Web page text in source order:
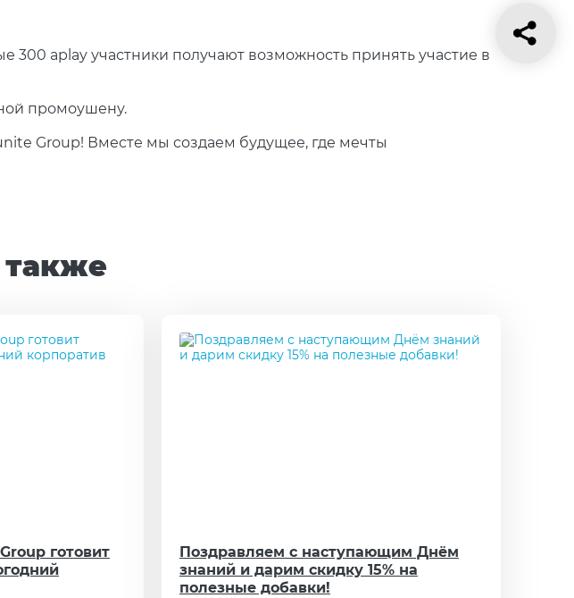
aplay участники получают возможность принять участие в
промоушену.
Group! Вместе мы создаем будущее, где мечты
готовит
Поздравляем с наступающим Днём
знаний и дарим скидку 15% на
полезные добавки!